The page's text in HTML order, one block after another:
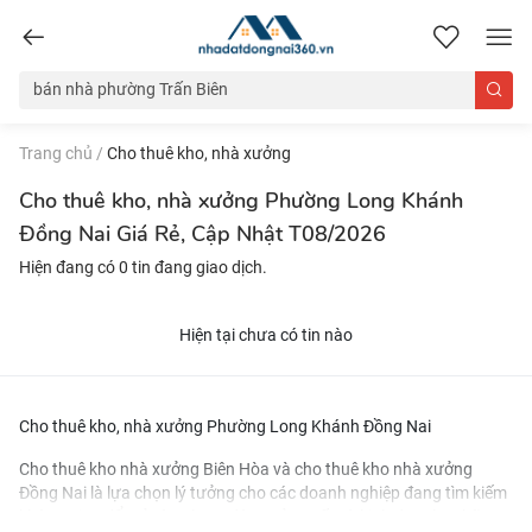
nhadatdongnai360.vn
Trang chủ / Cho thuê kho, nhà xưởng
Cho thuê kho, nhà xưởng Phường Long Khánh
Đồng Nai Giá Rẻ, Cập Nhật T08/2026
Hiện đang có 0 tin đang giao dịch.
Hiện tại chưa có tin nào
Cho thuê kho, nhà xưởng Phường Long Khánh Đồng Nai
Cho thuê kho nhà xưởng Biên Hòa và cho thuê kho nhà xưởng
Đồng Nai là lựa chọn lý tưởng cho các doanh nghiệp đang tìm kiếm